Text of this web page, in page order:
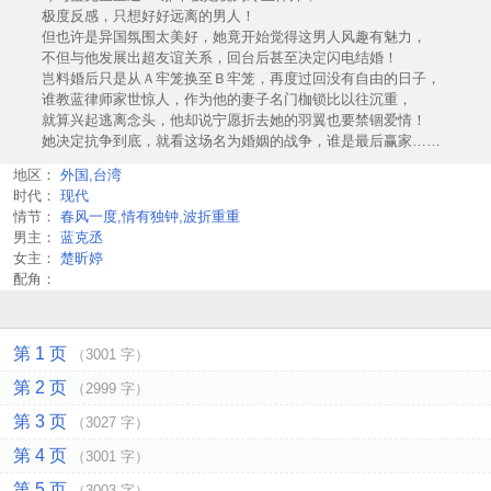
极度反感，只想好好远离的男人！
但也许是异国氛围太美好，她竟开始觉得这男人风趣有魅力，
不但与他发展出超友谊关系，回台后甚至决定闪电结婚！
岂料婚后只是从Ａ牢笼换至Ｂ牢笼，再度过回没有自由的日子，
谁教蓝律师家世惊人，作为他的妻子名门枷锁比以往沉重，
就算兴起逃离念头，他却说宁愿折去她的羽翼也要禁锢爱情！
她决定抗争到底，就看这场名为婚姻的战争，谁是最后赢家……
地区： 外国,台湾
时代： 现代
情节： 春风一度,情有独钟,波折重重
男主： 蓝克丞
女主： 楚昕婷
配角：
第 1 页 （3001 字）
第 2 页 （2999 字）
第 3 页 （3027 字）
第 4 页 （3001 字）